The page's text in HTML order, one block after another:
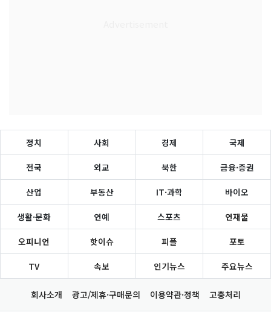
정치 사회 경제 국제
전국 외교 북한 금융·증권
산업 부동산 IT·과학 바이오
생활·문화 연예 스포츠 연재물
오피니언 핫이슈 피플 포토
TV 속보 인기뉴스 주요뉴스
회사소개 광고/제휴·구매문의 이용약관·정책 고충처리